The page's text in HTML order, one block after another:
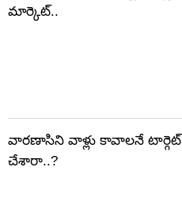
మార్కెట్..
వారణాసిని వాళ్లు కావాలనే టార్గెట్
చేశారా..?